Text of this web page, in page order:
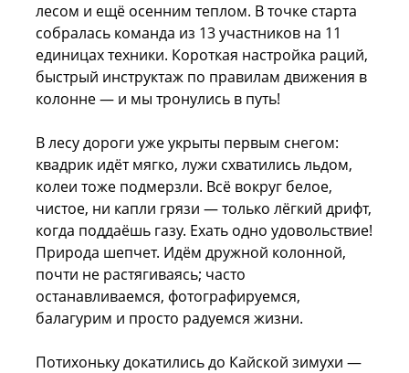
лесом и ещё осенним теплом. В точке старта
собралась команда из 13 участников на 11
единицах техники. Короткая настройка раций,
быстрый инструктаж по правилам движения в
колонне — и мы тронулись в путь!
В лесу дороги уже укрыты первым снегом:
квадрик идёт мягко, лужи схватились льдом,
колеи тоже подмерзли. Всё вокруг белое,
чистое, ни капли грязи — только лёгкий дрифт,
когда поддаёшь газу. Ехать одно удовольствие!
Природа шепчет. Идём дружной колонной,
почти не растягиваясь; часто
останавливаемся, фотографируемся,
балагурим и просто радуемся жизни.
Потихоньку докатились до Кайской зимухи —